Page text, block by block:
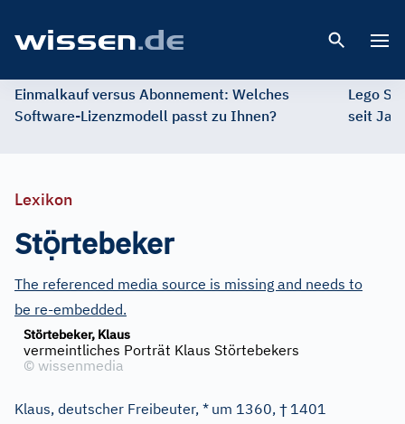
Einmalkauf versus Abonnement: Welches
Software-Lizenzmodell passt zu Ihnen?
Lego
seit
Lexikon
Stọ̈rtebeker
The referenced media source is missing and needs to
be re-embedded.
Störtebeker, Klaus
vermeintliches Porträt Klaus Störtebekers
© wissenmedia
Klaus, deutscher Freibeuter, * um 1360, † 1401